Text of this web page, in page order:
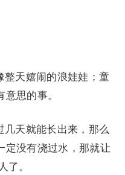
天嬉闹的浪娃娃；童
思的事。
天就能长出来，那么
定没有浇过水，那就让
了。